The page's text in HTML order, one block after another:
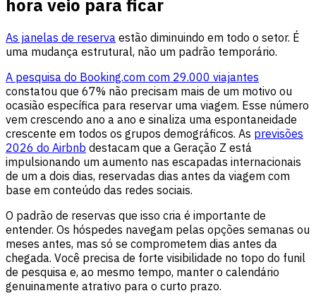
hora veio para ficar
As janelas de reserva estão diminuindo em todo o setor. É
uma mudança estrutural, não um padrão temporário.
A pesquisa do Booking.com com 29.000 viajantes
constatou que 67% não precisam mais de um motivo ou
ocasião específica para reservar uma viagem. Esse número
vem crescendo ano a ano e sinaliza uma espontaneidade
crescente em todos os grupos demográficos. As previsões
2026 do Airbnb destacam que a Geração Z está
impulsionando um aumento nas escapadas internacionais
de um a dois dias, reservadas dias antes da viagem com
base em conteúdo das redes sociais.
O padrão de reservas que isso cria é importante de
entender. Os hóspedes navegam pelas opções semanas ou
meses antes, mas só se comprometem dias antes da
chegada. Você precisa de forte visibilidade no topo do funil
de pesquisa e, ao mesmo tempo, manter o calendário
genuinamente atrativo para o curto prazo.